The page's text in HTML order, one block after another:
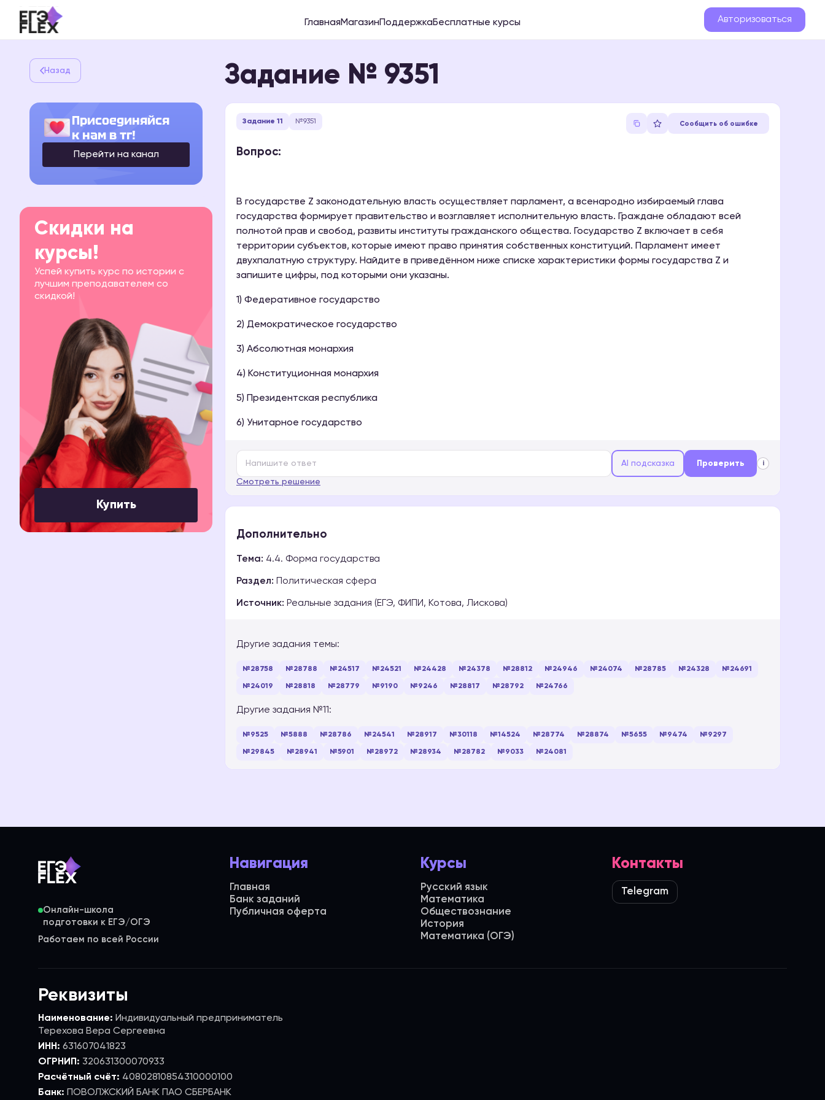
ГлавнаяМагазинПоддержкаБесплатные курсы Авторизоваться
Назад Задание № 9351
Присоединяйся
к нам в тг!
Перейти на канал
Задание 11 №9351 Сообщить об ошибке
Вопрос:
В государстве Z законодательную власть осуществляет парламент, а всенародно избираемый глава
государства формирует правительство и возглавляет исполнительную власть. Граждане обладают всей
полнотой прав и свобод, развиты институты гражданского общества. Государство Z включает в себя
территории субъектов, которые имеют право принятия собственных конституций. Парламент имеет
двухпалатную структуру. Найдите в приведённом ниже списке характеристики формы государства Z и
запишите цифры, под которыми они указаны.
1) Федеративное государство
2) Демократическое государство
3) Абсолютная монархия
4) Конституционная монархия
5) Президентская республика
6) Унитарное государство
AI подсказка Проверить i
Смотреть решение
Дополнительно
Тема: 4.4. Форма государства
Раздел: Политическая сфера
Источник: Реальные задания (ЕГЭ, ФИПИ, Котова, Лискова)
Другие задания темы:
№28758 №28788 №24517 №24521 №24428 №24378 №28812 №24946 №24074 №28785 №24328 №24691
№24019 №28818 №28779 №9190 №9246 №28817 №28792 №24766
Другие задания №11:
№9525 №5888 №28786 №24541 №28917 №30118 №14524 №28774 №28874 №5655 №9474 №9297
№29845 №28941 №5901 №28972 №28934 №28782 №9033 №24081
Скидки на
курсы!
Успей купить курс по истории с
лучшим преподавателем со
скидкой!
Купить
Онлайн-школа
Работаем по всей России
Навигация
Главная
Банк заданий
Публичная оферта
Курсы
Русский язык
Математика
Обществознание
История
Математика (ОГЭ)
Контакты
Telegram
Реквизиты
Наименование: Индивидуальный предприниматель
Терехова Вера Сергеевна
ИНН: 631607041823
ОГРНИП: 320631300070933
Расчётный счёт: 40802810854310000100
Банк: ПОВОЛЖСКИЙ БАНК ПАО СБЕРБАНК